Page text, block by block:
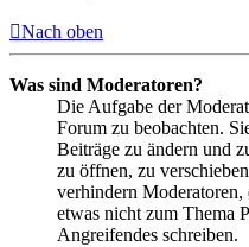
Nach oben
Was sind Moderatoren?
Die Aufgabe der
Forum zu beobachten.
Beiträge zu ändern und
zu öffnen, zu
verhindern
etwas nicht zum Thema
Angreifendes schreiben.